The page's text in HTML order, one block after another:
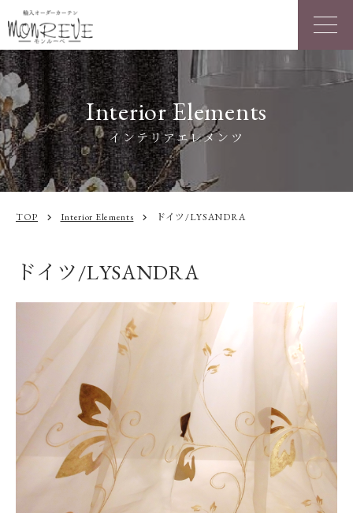
Interior Elements
インテリアエレメンツ
TOP chevron_right Interior Elements chevron_right ドイツ/LYSANDRA
ドイツ/LYSANDRA